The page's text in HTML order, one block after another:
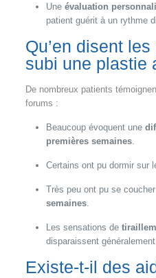
Une évaluation
patient guérit à un rythme
Qu’en disent
subi une plastie
De nombreux patients
forums :
Beaucoup évoquent une
premières semaines.
Certains ont pu dormir sur
Très peu ont pu se
semaines.
Les sensations de
disparaissent
Existe-t-il des